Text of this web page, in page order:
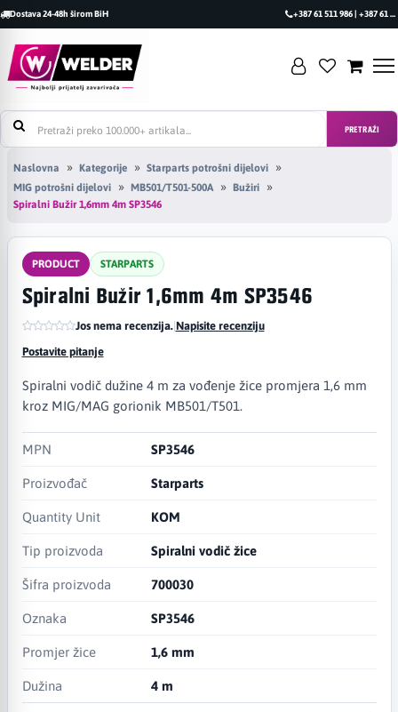
Dostava 24-48h širom BiH +387 61 511 986 | +387 61 493 470
PRETRAŽI
Naslovna Kategorije
Starparts potrošni dijelovi
MIG potrošni dijelovi
MB501/T501-500A
Bužiri
Spiralni Bužir 1,6mm 4m SP3546
PRODUCT STARPARTS
Spiralni Bužir 1,6mm 4m SP3546
Jos nema recenzija.|Napisite recenziju
Postavite pitanje
Spiralni vodič dužine 4 m za vođenje žice promjera 1,6 mm
kroz MIG/MAG gorionik MB501/T501.
MPN SP3546
Proizvođač Starparts
Quantity Unit KOM
Tip proizvoda Spiralni vodič žice
Šifra proizvoda 700030
Oznaka SP3546
Promjer žice 1,6 mm
Dužina 4 m